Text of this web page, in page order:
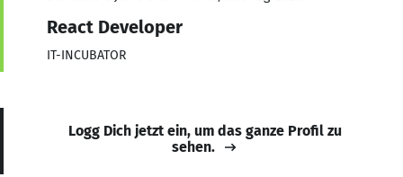
React Developer
IT-INCUBATOR
Logg Dich jetzt ein, um das ganze Profil zu
sehen.